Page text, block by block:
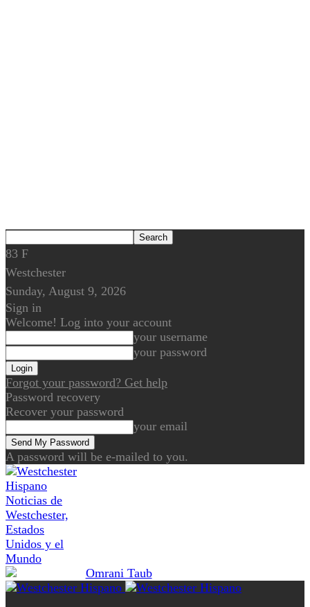
83 F
Westchester
Sunday, August 9, 2026
Sign in
Welcome! Log into your account
your username
your password
Forgot your password? Get help
Password recovery
Recover your password
your email
A password will be e-mailed to you.
Noticias de
Westchester,
Estados
Unidos y el
Mundo